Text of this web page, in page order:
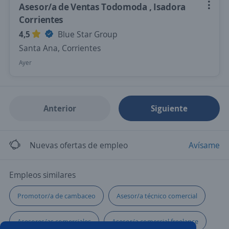
Asesor/a de Ventas Todomoda , Isadora
Corrientes
4,5
Blue Star Group
Santa Ana, Corrientes
Ayer
Anterior Siguiente
Nuevas ofertas de empleo Avísame
Empleos similares
Promotor/a de cambaceo Asesor/a técnico comercial
Asesores/as comerciales Asesor/a comercial freelance